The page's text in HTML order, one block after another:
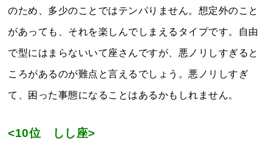
のため、多少のことではテンパりません。想定外のこと
があっても、それを楽しんでしまえるタイプです。自由
で型にはまらないいて座さんですが、悪ノリしすぎると
ころがあるのが難点と言えるでしょう。悪ノリしすぎ
て、困った事態になることはあるかもしれません。
<10位 しし座>